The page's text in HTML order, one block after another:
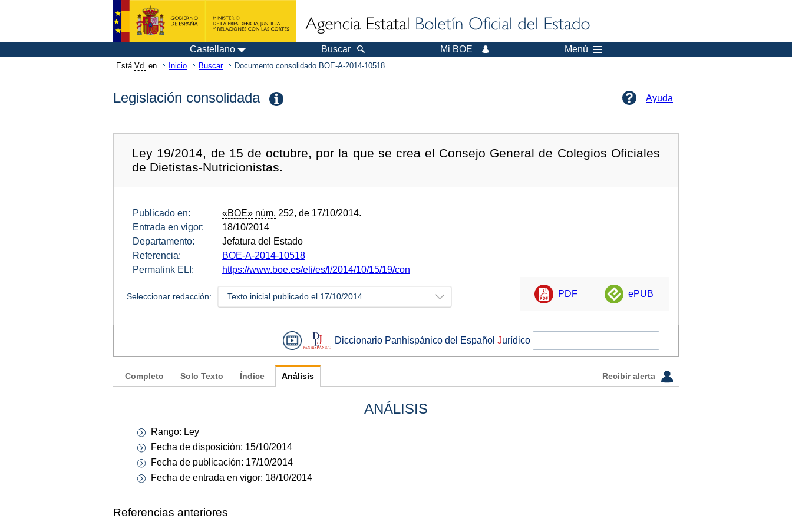
Castellano Buscar Mi BOE Menú
Está Vd. en Inicio Buscar Documento consolidado BOE-A-2014-10518
Legislación consolidada Ayuda
Ley 19/2014, de 15 de octubre, por la que se crea el Consejo General de Colegios Oficiales
de Dietistas-Nutricionistas.
Publicado en: «BOE» núm. 252, de 17/10/2014.
Entrada en vigor:
18/10/2014
Departamento:
Jefatura del Estado
Referencia:
BOE-A-2014-10518
Permalink ELI:
https://www.boe.es/eli/es/l/2014/10/15/19/con
Seleccionar redacción: Texto inicial publicado el 17/10/2014 PDF ePUB
Diccionario Panhispánico del Español Jurídico
Completo Solo Texto Índice Análisis Recibir alerta
ANÁLISIS
Rango: Ley
Fecha de disposición: 15/10/2014
Fecha de publicación: 17/10/2014
Fecha de entrada en vigor: 18/10/2014
Referencias anteriores